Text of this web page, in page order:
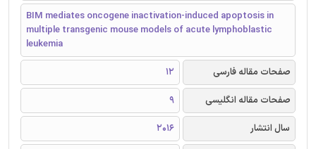
BIM mediates oncogene inactivation-induced apoptosis in
multiple transgenic mouse models of acute lymphoblastic
leukemia
صفحات مقاله فارسی
12
صفحات مقاله انگلیسی
9
سال انتشار
2016